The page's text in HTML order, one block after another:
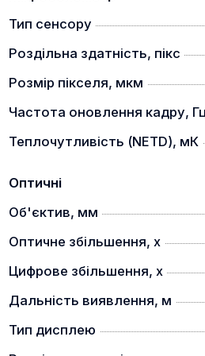
Оптичний модуль
об'єктиві F19 / f1.0 з ручним
показник 4,6 разів. Кут поля
підходить для швидкого
спостережень. Стрілки
100 метровому віддалі.
спостережуваний об'єкт
обертання кільця на
дистанція 5 метрів.
Тип сенсору
Роздільна здатність, пікс
Розмір пікселя, мкм
Частота оновлення кадру,
Теплочутливість (NETD), мК
Оптичні
Об'єктив, мм
Оптичне збільшення, x
Цифрове збільшення, x
Дальність виявлення, м
Тип дисплею